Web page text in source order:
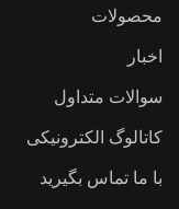
محصولات
اخبار
سوالات متداول
کاتالوگ الکترونیکی
با ما تماس بگیرید